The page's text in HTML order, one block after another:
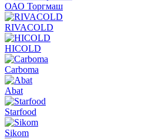
ОАО Торгмаш
RIVACOLD
HICOLD
Carboma
Abat
Starfood
Sikom